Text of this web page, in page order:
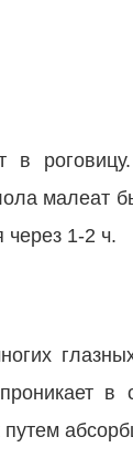
в
малеат
через 1-2 ч.
в